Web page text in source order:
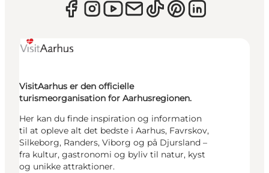
VisitAarhus er den officielle
turismeorganisation for Aarhusregionen.
Her kan du finde inspiration og information
til at opleve alt det bedste i Aarhus, Favrskov,
Silkeborg, Randers, Viborg og på Djursland –
fra kultur, gastronomi og byliv til natur, kyst
og unikke attraktioner.